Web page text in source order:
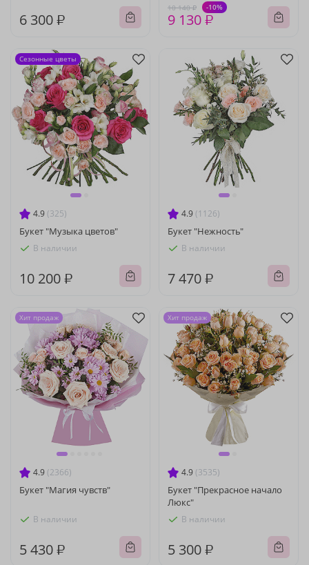
6 300 ₽
10 140 ₽ -10%
9 130 ₽
4.9 (325)
Букет "Музыка цветов"
В наличии
10 200 ₽
Сезонные цветы
4.9 (1126)
Букет "Нежность"
В наличии
7 470 ₽
4.9 (2366)
Букет "Магия чувств"
В наличии
5 430 ₽
Хит продаж
4.9 (3535)
Букет "Прекрасное начало
Люкс"
В наличии
5 300 ₽
Хит продаж